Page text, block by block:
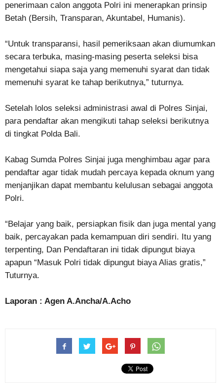
penerimaan calon anggota Polri ini menerapkan prinsip
Betah (Bersih, Transparan, Akuntabel, Humanis).
“Untuk transparansi, hasil pemeriksaan akan diumumkan
secara terbuka, masing-masing peserta seleksi bisa
mengetahui siapa saja yang memenuhi syarat dan tidak
memenuhi syarat ke tahap berikutnya,” tuturnya.
Setelah lolos seleksi administrasi awal di Polres Sinjai,
para pendaftar akan mengikuti tahap seleksi berikutnya
di tingkat Polda Bali.
Kabag Sumda Polres Sinjai juga menghimbau agar para
pendaftar agar tidak mudah percaya kepada oknum yang
menjanjikan dapat membantu kelulusan sebagai anggota
Polri.
“Belajar yang baik, persiapkan fisik dan juga mental yang
baik, percayakan pada kemampuan diri sendiri. Itu yang
terpenting, Dan Pendaftaran ini tidak dipungut biaya
apapun “Masuk Polri tidak dipungut biaya Alias gratis,”
Tuturnya.
Laporan : Agen A.Ancha/A.Acho